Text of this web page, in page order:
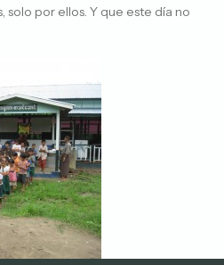
solo por ellos. Y que este día no